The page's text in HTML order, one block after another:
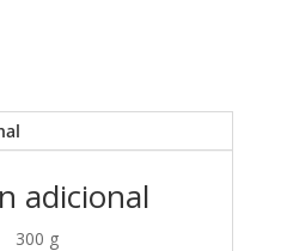
adicional
300 g